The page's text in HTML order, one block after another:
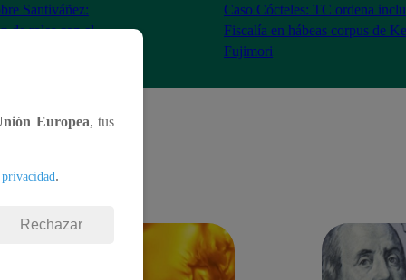
Santiváñez:
de roles con el
Caso Cócteles: TC ordena
Fiscalía en hábeas corpus de
Fujimori
Europea, tus
.
Rechazar